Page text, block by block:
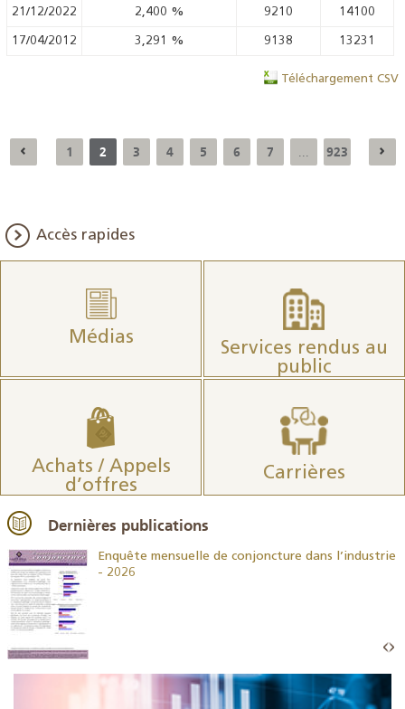
21/12/2022 2,400 % 9210 14100
17/04/2012 3,291 % 9138 13231
Téléchargement CSV
1 2 3 4 5 6 7 923
Accès rapides
Médias
Services rendus au
public
Achats / Appels
d’offres
Carrières
Dernières publications
Enquête mensuelle de conjoncture dans l’industrie
- 2026